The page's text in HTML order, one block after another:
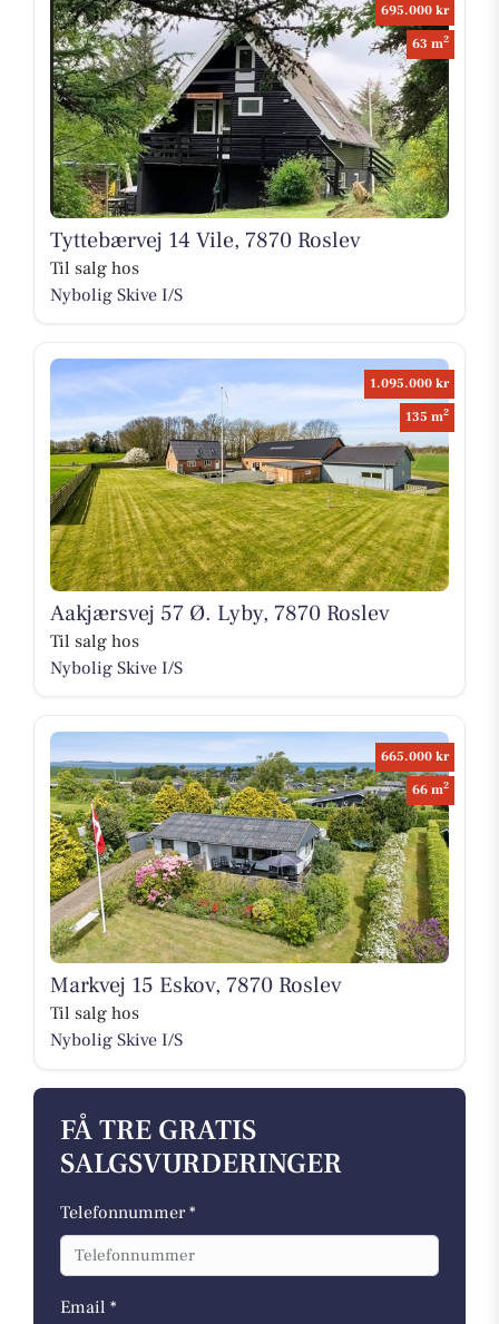
695.000 kr
63 m2
Tyttebærvej 14 Vile, 7870 Roslev
Til salg hos
Nybolig Skive I/S
1.095.000 kr
135 m2
Aakjærsvej 57 Ø. Lyby, 7870 Roslev
Til salg hos
Nybolig Skive I/S
665.000 kr
66 m2
Markvej 15 Eskov, 7870 Roslev
Til salg hos
Nybolig Skive I/S
FÅ TRE GRATIS
SALGSVURDERINGER
Telefonnummer *
Email *